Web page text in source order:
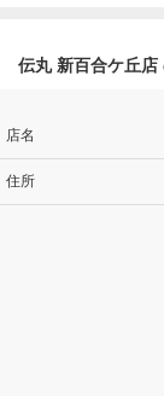
伝丸 新百合ケ丘店
店名
住所